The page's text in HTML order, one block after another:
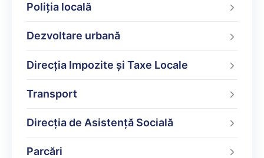
Poliţia locală
Dezvoltare urbană
Direcţia Impozite şi Taxe Locale
Transport
Direcția de Asistență Socială
Parcări